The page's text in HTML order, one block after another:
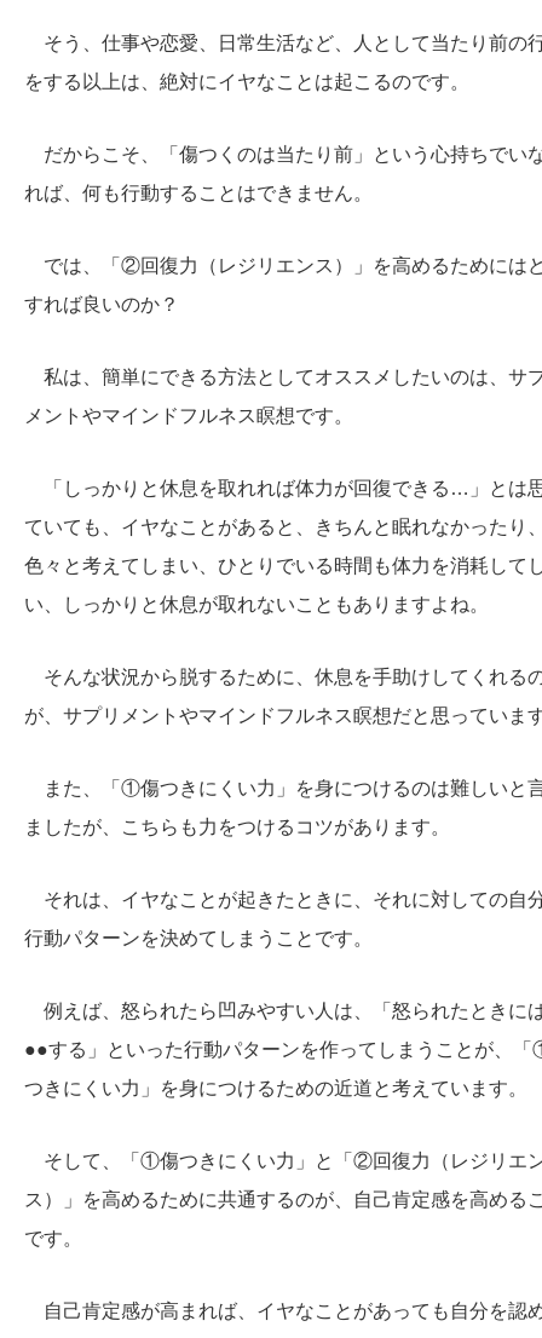
そう、仕事や恋愛、日常生活など、人として当たり前の
をする以上は、絶対にイヤなことは起こるのです。
だからこそ、「傷つくのは当たり前」という心持ちでい
れば、何も行動することはできません。
では、「②回復力（レジリエンス）」を高めるためには
すれば良いのか？
私は、簡単にできる方法としてオススメしたいのは、サ
メントやマインドフルネス瞑想です。
「しっかりと休息を取れれば体力が回復できる…」とは
ていても、イヤなことがあると、きちんと眠れなかったり
色々と考えてしまい、ひとりでいる時間も体力を消耗して
い、しっかりと休息が取れないこともありますよね。
そんな状況から脱するために、休息を手助けしてくれる
が、サプリメントやマインドフルネス瞑想だと思っていま
また、「①傷つきにくい力」を身につけるのは難しいと
ましたが、こちらも力をつけるコツがあります。
それは、イヤなことが起きたときに、それに対しての自
行動パターンを決めてしまうことです。
例えば、怒られたら凹みやすい人は、「怒られたときに
●●する」といった行動パターンを作ってしまうことが、
つきにくい力」を身につけるための近道と考えています。
そして、「①傷つきにくい力」と「②回復力（レジリエ
ス）」を高めるために共通するのが、自己肯定感を高める
です。
自己肯定感が高まれば、イヤなことがあっても自分を認